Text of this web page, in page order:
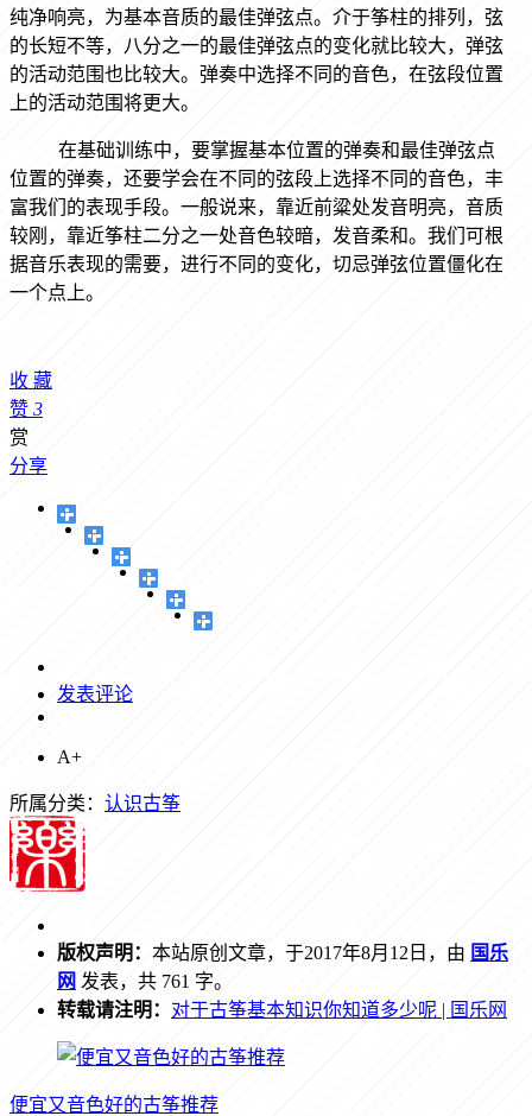
纯净响亮，为基本音质的最佳弹弦点。介于筝柱的排列，弦
的长短不等，八分之一的最佳弹弦点的变化就比较大，弹弦
的活动范围也比较大。弹奏中选择不同的音色，在弦段位置
上的活动范围将更大。
在基础训练中，要掌握基本位置的弹奏和最佳弹弦点
位置的弹奏，还要学会在不同的弦段上选择不同的音色，丰
富我们的表现手段。一般说来，靠近前粱处发音明亮，音质
较刚，靠近筝柱二分之一处音色较暗，发音柔和。我们可根
据音乐表现的需要，进行不同的变化，切忌弹弦位置僵化在
一个点上。
收 藏
赞 3
赏
分享
发表评论
A+
所属分类： 认识古筝
版权声明： 本站原创文章，于2017年8月12日，由 国乐
网 发表，共 761 字。
转载请注明： 对于古筝基本知识你知道多少呢 | 国乐网
便宜又音色好的古筝推荐